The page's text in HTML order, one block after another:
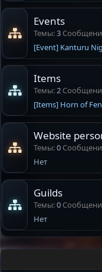
Events
Темы 3
[Event] Kanturu
Items
Темы 2
[Items] Horn of
Website
Темы 0
Нет
Guilds
Темы 0
Нет